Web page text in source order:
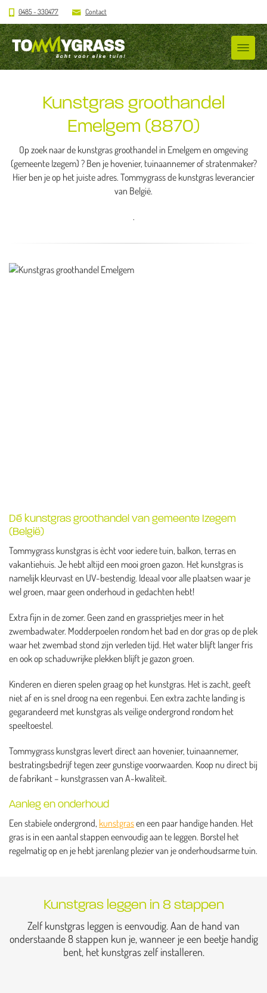
0485 - 330477 Contact
Kunstgras groothandel
Emelgem (8870)
Op zoek naar de kunstgras groothandel in Emelgem en omgeving
(gemeente Izegem) ? Ben je hovenier, tuinaannemer of stratenmaker?
Hier ben je op het juiste adres. Tommygrass de kunstgras leverancier
van België.
.
Dé kunstgras groothandel van gemeente Izegem
(België)
Tommygrass kunstgras is ècht voor iedere tuin, balkon, terras en
vakantiehuis. Je hebt altijd een mooi groen gazon. Het kunstgras is
namelijk kleurvast en UV-bestendig. Ideaal voor alle plaatsen waar je
wel groen, maar geen onderhoud in gedachten hebt!
Extra fijn in de zomer. Geen zand en grassprietjes meer in het
zwembadwater. Modderpoelen rondom het bad en dor gras op de plek
waar het zwembad stond zijn verleden tijd. Het water blijft langer fris
en ook op schaduwrijke plekken blijft je gazon groen.
Kinderen en dieren spelen graag op het kunstgras. Het is zacht, geeft
niet af en is snel droog na een regenbui. Een extra zachte landing is
gegarandeerd met kunstgras als veilige ondergrond rondom het
speeltoestel.
Tommygrass kunstgras levert direct aan hovenier, tuinaannemer,
bestratingsbedrijf tegen zeer gunstige voorwaarden. Koop nu direct bij
de fabrikant – kunstgrassen van A-kwaliteit.
Aanleg en onderhoud
Een stabiele ondergrond, kunstgrasen een paar handige handen. Het
gras is in een aantal stappen eenvoudig aan te leggen. Borstel het
regelmatig op en je hebt jarenlang plezier van je onderhoudsarme tuin.
Kunstgras leggen in 8 stappen
Zelf kunstgras leggen is eenvoudig. Aan de hand van
onderstaande 8 stappen kun je, wanneer je een beetje handig
bent, het kunstgras zelf installeren.